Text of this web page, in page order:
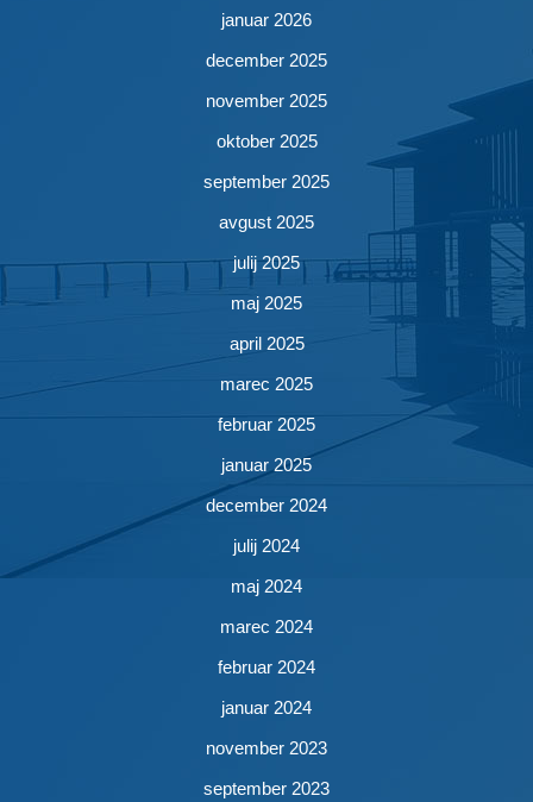
januar 2026
december 2025
november 2025
oktober 2025
september 2025
avgust 2025
julij 2025
maj 2025
april 2025
marec 2025
februar 2025
januar 2025
december 2024
julij 2024
maj 2024
marec 2024
februar 2024
januar 2024
november 2023
september 2023